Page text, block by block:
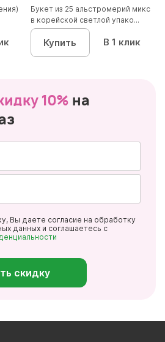
Букет из 25 альстромерий микс
в корейской светлой упако...
Купить В 1 клик
10% на
Вы даете согласие на обработку
данных и соглашаетесь с
скидку